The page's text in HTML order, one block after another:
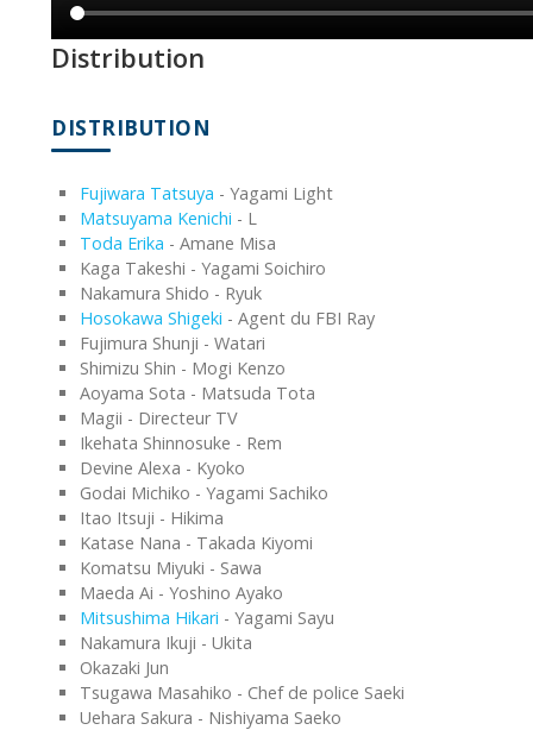
Distribution
DISTRIBUTION
Fujiwara Tatsuya - Yagami Light
Matsuyama Kenichi - L
Toda Erika - Amane Misa
Kaga Takeshi - Yagami Soichiro
Nakamura Shido - Ryuk
Hosokawa Shigeki - Agent du FBI Ray
Fujimura Shunji - Watari
Shimizu Shin - Mogi Kenzo
Aoyama Sota - Matsuda Tota
Magii - Directeur TV
Ikehata Shinnosuke - Rem
Devine Alexa - Kyoko
Godai Michiko - Yagami Sachiko
Itao Itsuji - Hikima
Katase Nana - Takada Kiyomi
Komatsu Miyuki - Sawa
Maeda Ai - Yoshino Ayako
Mitsushima Hikari - Yagami Sayu
Nakamura Ikuji - Ukita
Okazaki Jun
Tsugawa Masahiko - Chef de police Saeki
Uehara Sakura - Nishiyama Saeko